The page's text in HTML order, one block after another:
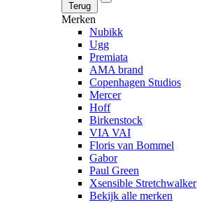
Terug
Merken
Nubikk
Ugg
Premiata
AMA brand
Copenhagen Studios
Mercer
Hoff
Birkenstock
VIA VAI
Floris van Bommel
Gabor
Paul Green
Xsensible Stretchwalker
Bekijk alle merken